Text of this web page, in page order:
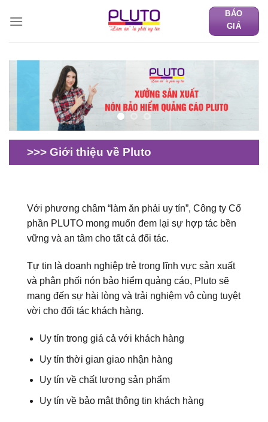
BÁO
GIÁ
>>> Giới thiệu về Pluto
Với phương châm “làm ăn phải uy tín”, Công ty Cổ
phần PLUTO mong muốn đem lại sự hợp tác bền
vững và an tâm cho tất cả đối tác.
Tự tin là doanh nghiệp trẻ trong lĩnh vực sản xuất
và phân phối nón bảo hiểm quảng cáo, Pluto sẽ
mang đến sự hài lòng và trải nghiệm vô cùng tuyệt
vời cho đối tác khách hàng.
Uy tín trong giá cả với khách hàng
Uy tín thời gian giao nhận hàng
Uy tín về chất lượng sản phẩm
Uy tín về bảo mật thông tin khách hàng